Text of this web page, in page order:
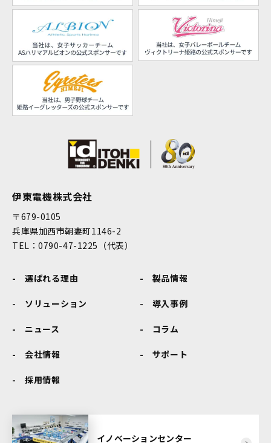
伊東電機株式会社
〒679-0105
兵庫県加西市朝妻町1146-2
TEL：0790-47-1225（代表）
選ばれる理由 製品情報
ソリューション 導入事例
ニュース コラム
会社情報 サポート
採用情報
イノベーションセンター